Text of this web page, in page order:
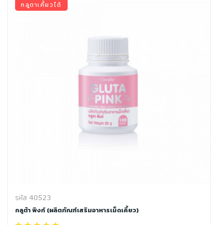
กลูตาเคี้ยวได้
รหัส 40523
กลูต้า พิงก์ (ผลิตภัณฑ์เสริมอาหารเม็ดเคี้ยว)